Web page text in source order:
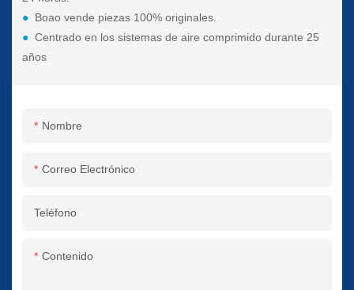
● Boao vende piezas 100% originales.
●Centrado en los sistemas de aire comprimido durante 25
años
Nombre
Correo Electrónico
Teléfono
Contenido